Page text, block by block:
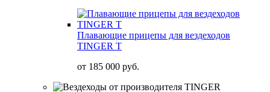
Плавающие прицепы для вездеходов
TINGER T
от 185 000 руб.